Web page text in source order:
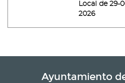
Local de 29-
2026
Ayuntamiento